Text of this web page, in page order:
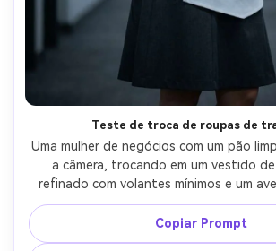
Teste de troca de roupas de
Uma mulher de negócios com um pão
a câmera, trocando em um vestido
refinado com volantes mínimos e um
mostrar como o tecido cai em seu
mais reta e flare sutil, fundo do
suavemente borrado, luz mista
Copiar Prompt
Crie imagens
IA sem limites.
Comece Grátis →